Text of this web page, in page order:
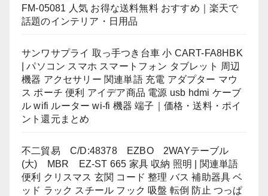
FM-05081 人気 お得な送料無料 おすすめ｜楽天で
話題のインテリア・日用品
サンワサプライ 取っ手つき台車 小 CART-FA8HBK
| パソコン スマホ スマートフォン タブレット 周辺
機器 アクセサリー 関連単語 充電 アダプター マウ
ス ポーチ 便利 アイデア商品 電源 usb hdmi ケーブ
ル wifi ルーター wi-fi 機器 端子｜価格・送料・ポイ
ント還元まとめ
不二貿易 C/D:48378 EZBO 2WAYテーブル
(大) MBR EZ-ST 665 家具 収納 照明 | 関連単語
便利 クリスマス 玄関 コード 整理 バス 補助器具 ベ
ッド ラック スチール フック 吸盤 転倒 防止 つっぱ